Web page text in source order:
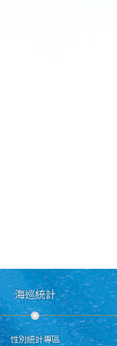
海巡統計
性別統計專區